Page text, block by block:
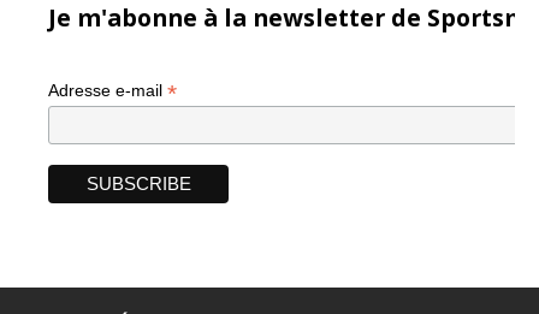
Je m'abonne à la newsletter de
Adresse e-mail *